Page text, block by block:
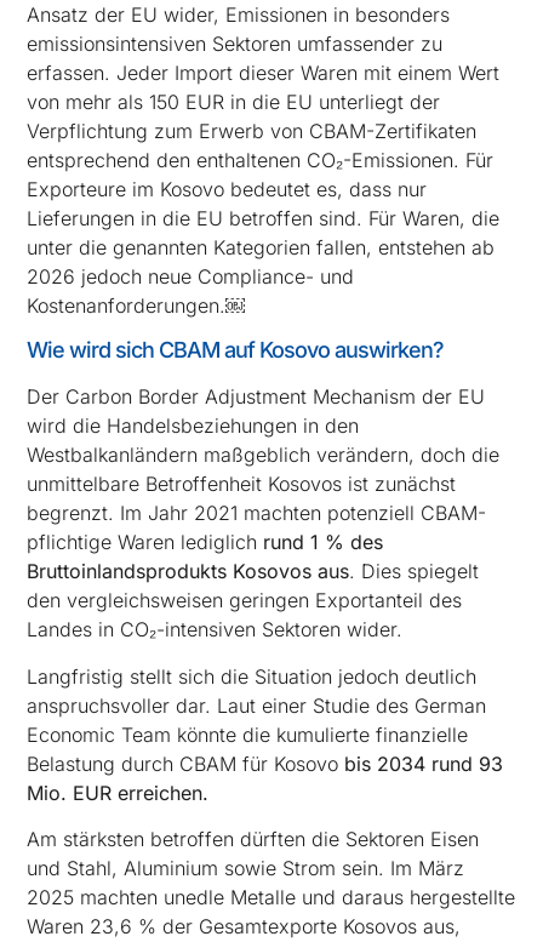
Ansatz der EU wider, Emissionen in besonders
emissionsintensiven Sektoren umfassender zu
erfassen. Jeder Import dieser Waren mit einem Wert
von mehr als 150 EUR in die EU unterliegt der
Verpflichtung zum Erwerb von CBAM-Zertifikaten
entsprechend den enthaltenen CO₂-Emissionen. Für
Exporteure im Kosovo bedeutet es, dass nur
Lieferungen in die EU betroffen sind. Für Waren, die
unter die genannten Kategorien fallen, entstehen ab
2026 jedoch neue Compliance- und
Kostenanforderungen.￼
Wie wird sich CBAM auf Kosovo auswirken?
Der Carbon Border Adjustment Mechanism der EU
wird die Handelsbeziehungen in den
Westbalkanländern maßgeblich verändern, doch die
unmittelbare Betroffenheit Kosovos ist zunächst
begrenzt. Im Jahr 2021 machten potenziell CBAM-
pflichtige Waren lediglich rund 1 % des
Bruttoinlandsprodukts Kosovos aus. Dies spiegelt
den vergleichsweisen geringen Exportanteil des
Landes in CO₂-intensiven Sektoren wider.
Langfristig stellt sich die Situation jedoch deutlich
anspruchsvoller dar. Laut einer Studie des German
Economic Team könnte die kumulierte finanzielle
Belastung durch CBAM für Kosovo bis 2034 rund 93
Mio. EUR erreichen.
Am stärksten betroffen dürften die Sektoren Eisen
und Stahl, Aluminium sowie Strom sein. Im März
2025 machten unedle Metalle und daraus hergestellte
Waren 23,6 % der Gesamtexporte Kosovos aus,